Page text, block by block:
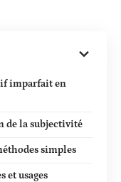
imparfait en
de la subjectivité
simples
et usages